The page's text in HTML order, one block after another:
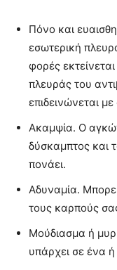
Πόνο και
εσωτερική
φορές
πλευράς του
επιδεινώνεται
Ακαμψία. Ο
δύσκαμπτος και
πονάει.
Αδυναμία.
τους καρπούς
Μούδιασμα ή
υπάρχει σε ένα